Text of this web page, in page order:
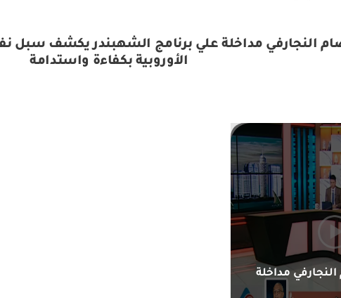
النجارفي مداخلة علي برنامج الشهبندر يكشف سبل
الأوروبية بكفاءة واستدامة
مداخلة